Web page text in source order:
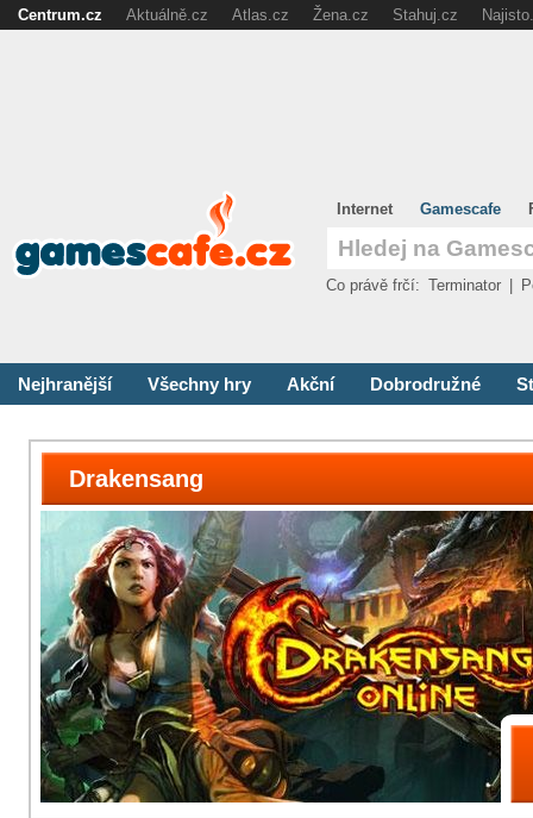
Nejhranější Všechny hry Akční Dobrodružné
Drakensang
Internet Gamescafe
Co právě frčí: Terminator
Centrum.cz Aktuálně.cz Atlas.cz Žena.cz Stahuj.cz